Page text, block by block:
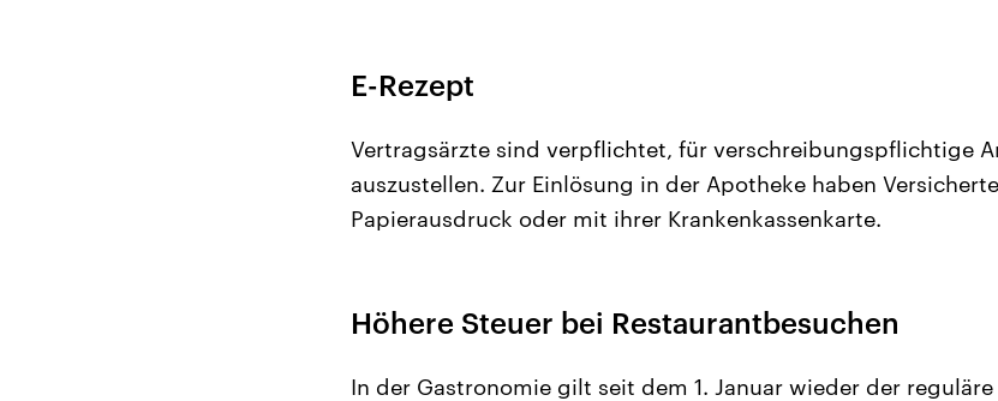
E-Rezept
Vertragsärzte sind verpflichtet, für verschreibungspflichtige
auszustellen. Zur Einlösung in der Apotheke haben
Papierausdruck oder mit ihrer Krankenkassenkarte.
Höhere Steuer bei Restaurantbesuchen
In der Gastronomie gilt seit dem 1. Januar wieder der